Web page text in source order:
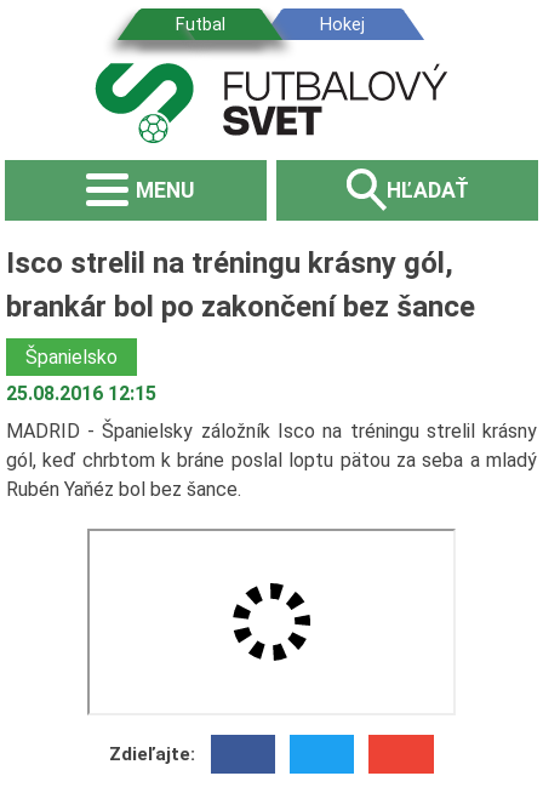
MENU HĽADAŤ
Isco strelil na tréningu krásny gól,
brankár bol po zakončení bez šance
Španielsko
25.08.2016 12:15
MADRID - Španielsky záložník Isco na tréningu strelil krásny
gól, keď chrbtom k bráne poslal loptu pätou za seba a mladý
Rubén Yaňéz bol bez šance.
Zdieľajte: